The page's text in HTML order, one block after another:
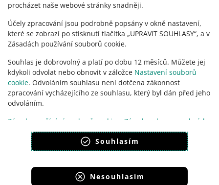
procházet naše webové stránky snadněji.
Účely zpracování jsou podrobně popsány v okně nastavení,
které se zobrazí po stisknutí tlačítka „UPRAVIT SOUHLASY“, a v
Zásadách používání souborů cookie.
Souhlas je dobrovolný a platí po dobu 12 měsíců. Můžete jej
kdykoli odvolat nebo obnovit v záložce Nastavení souborů
cookie. Odvoláním souhlasu není dotčena zákonnost
zpracování vycházejícího ze souhlasu, který byl dán před jeho
odvoláním.
Zásady používání souborů cookie
Zásady ochrany osobních
Souhlasím
Nesouhlasím
Tato stránka je dostupná i v jiných jazycích
vzhled: světlý motiv